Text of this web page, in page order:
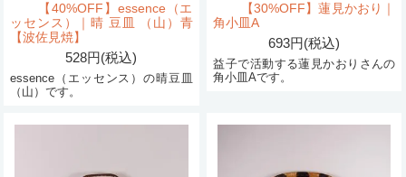
【40%OFF】essence（エ
ッセンス）｜晴 豆皿 （山）青
【波佐見焼】
528円(税込)
essence（エッセンス）の晴豆皿
（山）です。
【30%OFF】蓮見かおり｜
角小皿A
693円(税込)
益子で活動する蓮見かおりさんの
角小皿Aです。